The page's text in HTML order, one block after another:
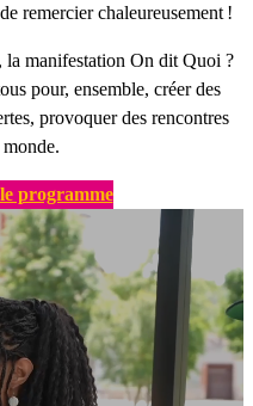
remercier chaleureusement !
manifestation On dit Quoi ?
pour, ensemble, créer des
provoquer des rencontres
programme